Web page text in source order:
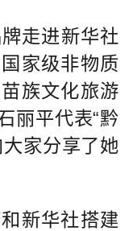
走进新华社
家级非物质
族文化旅游
丽平代表“黔
家分享了她
新华社搭建